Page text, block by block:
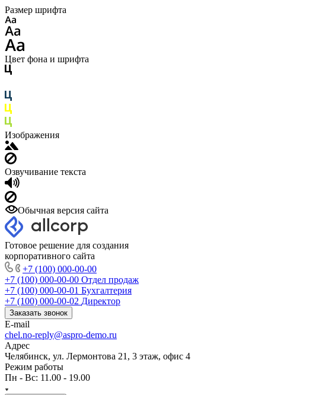
Размер шрифта
Цвет фона и шрифта
Изображения
Озвучивание текста
Обычная версия сайта
Готовое решение для создания
корпоративного сайта
+7 (100) 000-00-00
+7 (100) 000-00-00 Отдел продаж
+7 (100) 000-00-01 Бухгалтерия
+7 (100) 000-00-02 Директор
Заказать звонок
E-mail
chel.no-reply@aspro-demo.ru
Адрес
Челябинск, ул. Лермонтова 21, 3 этаж, офис 4
Режим работы
Пн - Вс: 11.00 - 19.00